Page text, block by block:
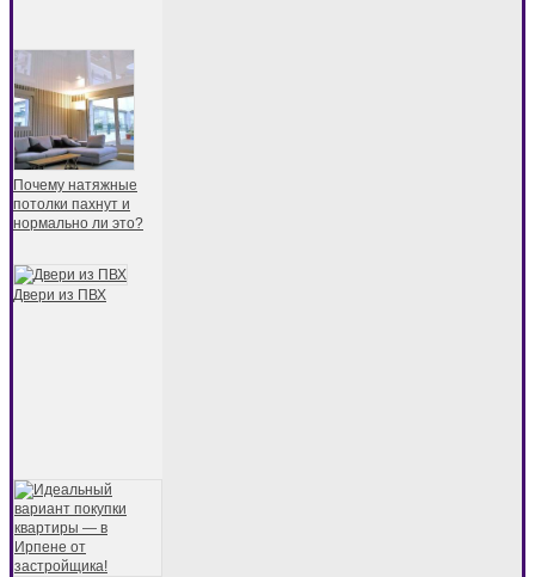
Почему натяжные
потолки пахнут и
нормально ли это?
Двери из ПВХ